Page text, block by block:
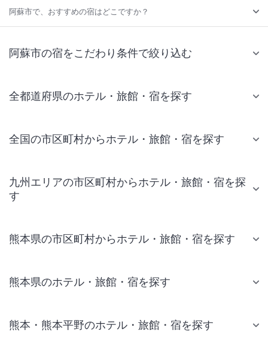
阿蘇市で、おすすめの宿はどこですか？
阿蘇市の宿をこだわり条件で絞り込む
全都道府県のホテル・旅館・宿を探す
全国の市区町村からホテル・旅館・宿を探す
九州エリアの市区町村からホテル・旅館・宿を探
す
熊本県の市区町村からホテル・旅館・宿を探す
熊本県のホテル・旅館・宿を探す
熊本・熊本平野のホテル・旅館・宿を探す